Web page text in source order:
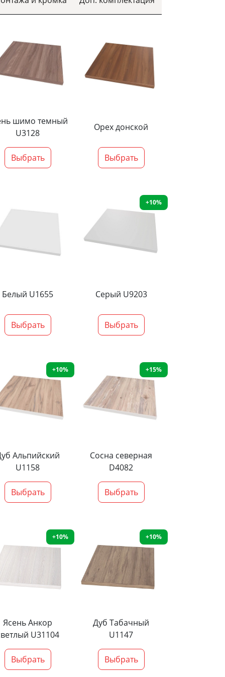
шимо темный
U3128
Выбрать
Орех донской
Выбрать
Белый U1655
Выбрать
+10%
Серый U9203
Выбрать
+10%
Альпийский
U1158
Выбрать
+15%
Сосна северная
D4082
Выбрать
+10%
Ясень Анкор
U31104
Выбрать
+10%
Дуб Табачный
U1147
Выбрать